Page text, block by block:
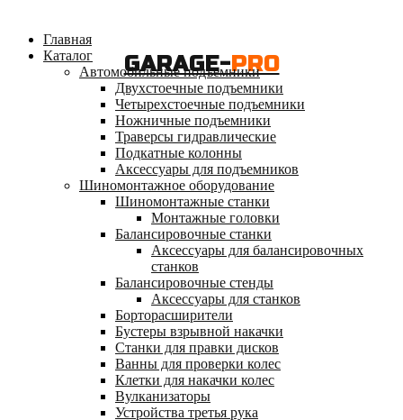
GARAGE-PRO
Главная
Каталог
Автомобильные подъемники
Двухстоечные подъемники
Четырехстоечные подъемники
Ножничные подъемники
Траверсы гидравлические
Подкатные колонны
Аксессуары для подъемников
Шиномонтажное оборудование
Шиномонтажные станки
Монтажные головки
Балансировочные станки
Аксессуары для балансировочных
станков
Балансировочные стенды
Аксессуары для станков
Борторасширители
Бустеры взрывной накачки
Станки для правки дисков
Ванны для проверки колес
Клетки для накачки колес
Вулканизаторы
Устройства третья рука